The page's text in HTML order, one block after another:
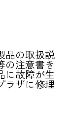
品の取扱説
の注意書き
に故障が生
ラザに修理